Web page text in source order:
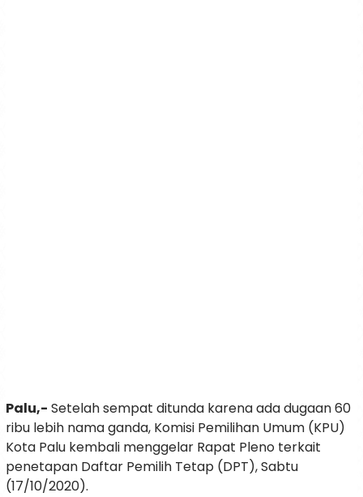
Palu,- Setelah sempat ditunda karena ada dugaan 60
ribu lebih nama ganda, Komisi Pemilihan Umum (KPU)
Kota Palu kembali menggelar Rapat Pleno terkait
penetapan Daftar Pemilih Tetap (DPT), Sabtu
(17/10/2020).